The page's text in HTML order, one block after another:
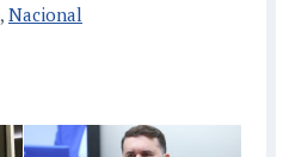
, Nacional